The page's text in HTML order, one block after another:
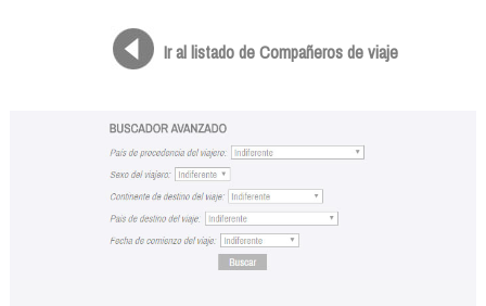
Ir al listado de Compañeros de viaje